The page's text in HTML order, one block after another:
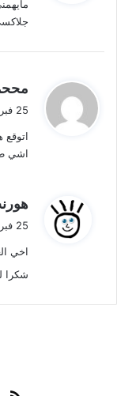
ل
ل
25 فبراير، 2013 الساعة 3:02 م
اتوقع
اشي
ل
25 فبراير، 2013 الساعة 3:03 م
اخي
شكرا